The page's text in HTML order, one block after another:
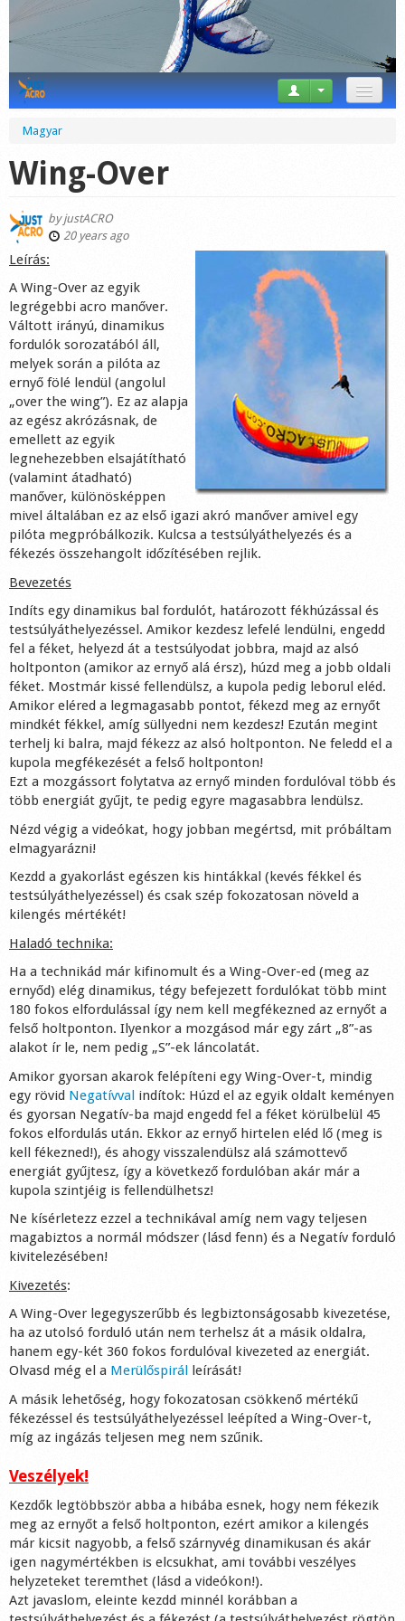
Tricks
Videos
Forum
Calendar
Gear
Market
Shop
Magyar
Wing-Over
byjustACRO
20 years ago
Leírás:
A Wing-Over az egyik
legrégebbi acro manőver.
Váltott irányú, dinamikus
fordulók sorozatából áll,
melyek során a pilóta az
ernyő fölé lendül (angolul
„over the wing”). Ez az alapja
az egész akrózásnak, de
emellett az egyik
legnehezebben elsajátítható
(valamint átadható)
manőver, különösképpen
mivel általában ez az első igazi akró manőver amivel egy
pilóta megpróbálkozik. Kulcsa a testsúlyáthelyezés és a
fékezés összehangolt időzítésében rejlik.
Bevezetés
Indíts egy dinamikus bal fordulót, határozott fékhúzással és
testsúlyáthelyezéssel. Amikor kezdesz lefelé lendülni, engedd
fel a féket, helyezd át a testsúlyodat jobbra, majd az alsó
holtponton (amikor az ernyő alá érsz), húzd meg a jobb oldali
féket. Mostmár kissé fellendülsz, a kupola pedig leborul eléd.
Amikor eléred a legmagasabb pontot, fékezd meg az ernyőt
mindkét fékkel, amíg süllyedni nem kezdesz! Ezután megint
terhelj ki balra, majd fékezz az alsó holtponton. Ne feledd el a
kupola megfékezését a felső holtponton!
Ezt a mozgássort folytatva az ernyő minden fordulóval több és
több energiát gyűjt, te pedig egyre magasabbra lendülsz.
Nézd végig a videókat, hogy jobban megértsd, mit próbáltam
elmagyarázni!
Kezdd a gyakorlást egészen kis hintákkal (kevés fékkel és
testsúlyáthelyezéssel) és csak szép fokozatosan növeld a
kilengés mértékét!
Haladó technika:
Ha a technikád már kifinomult és a Wing-Over-ed (meg az
ernyőd) elég dinamikus, tégy befejezett fordulókat több mint
180 fokos elfordulással így nem kell megfékezned az ernyőt a
felső holtponton. Ilyenkor a mozgásod már egy zárt „8”-as
alakot ír le, nem pedig „S”-ek láncolatát.
Amikor gyorsan akarok felépíteni egy Wing-Over-t, mindig
egy rövid Negatívval indítok: Húzd el az egyik oldalt keményen
és gyorsan Negatív-ba majd engedd fel a féket körülbelül 45
fokos elfordulás után. Ekkor az ernyő hirtelen eléd lő (meg is
kell fékezned!), és ahogy visszalendülsz alá számottevő
energiát gyűjtesz, így a következő fordulóban akár már a
kupola szintjéig is fellendülhetsz!
Ne kísérletezz ezzel a technikával amíg nem vagy teljesen
magabiztos a normál módszer (lásd fenn) és a Negatív forduló
kivitelezésében!
Kivezetés:
A Wing-Over legegyszerűbb és legbiztonságosabb kivezetése,
ha az utolsó forduló után nem terhelsz át a másik oldalra,
hanem egy-két 360 fokos fordulóval kivezeted az energiát.
Olvasd még el a Merülőspirál leírását!
A másik lehetőség, hogy fokozatosan csökkenő mértékű
fékezéssel és testsúlyáthelyezéssel leépíted a Wing-Over-t,
míg az ingázás teljesen meg nem szűnik.
Veszélyek!
Kezdők legtöbbször abba a hibába esnek, hogy nem fékezik
meg az ernyőt a felső holtponton, ezért amikor a kilengés
már kicsit nagyobb, a felső szárnyvég dinamikusan és akár
igen nagymértékben is elcsukhat, ami további veszélyes
helyzeteket teremthet (lásd a videókon!).
Azt javaslom, eleinte kezdd minnél korábban a